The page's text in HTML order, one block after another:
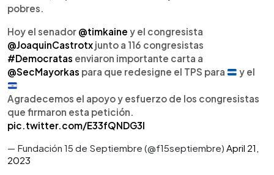
pobres.
Hoy el senador @timkaine y el congresista
@JoaquinCastrotx junto a 116 congresistas
#Democratas enviaron importante carta a
@SecMayorkas para que redesigne el TPS para y el
Agradecemos el apoyo y esfuerzo de los congresistas
que firmaron esta petición.
pic.twitter.com/E33fQNDG3l
— Fundación 15 de Septiembre (@f15septiembre) April 21,
2023